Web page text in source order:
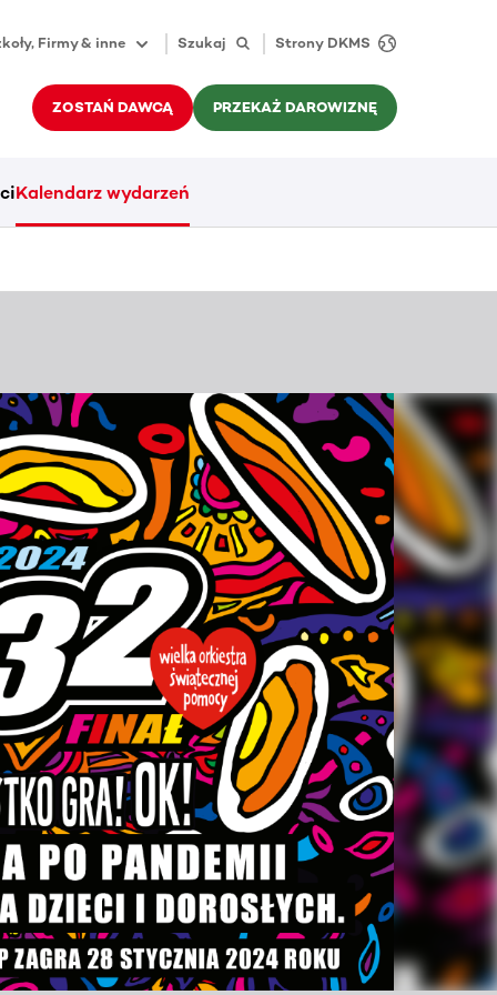
Firmy & inne Szukaj Strony DKMS
ZOSTAŃ DAWCĄ PRZEKAŻ DAROWIZNĘ
Kalendarz wydarzeń